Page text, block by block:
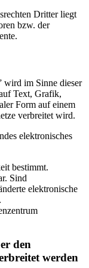
Dritter liegt
bzw. der
wird im Sinne dieser
Text, Grafik,
Form auf einem
verbreitet wird.
elektronisches
bestimmt.
Sind
elektronische
den
werden